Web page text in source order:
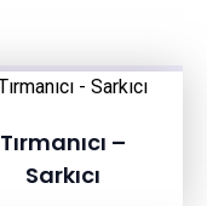
Tırmanıcı –
Sarkıcı